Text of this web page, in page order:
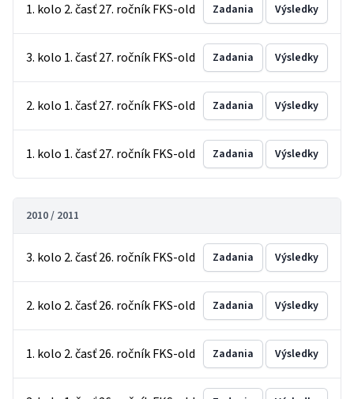
1. kolo 2. časť 27. ročník FKS-old Zadania Výsledky
3. kolo 1. časť 27. ročník FKS-old Zadania Výsledky
2. kolo 1. časť 27. ročník FKS-old Zadania Výsledky
1. kolo 1. časť 27. ročník FKS-old Zadania Výsledky
2010 / 2011
3. kolo 2. časť 26. ročník FKS-old Zadania Výsledky
2. kolo 2. časť 26. ročník FKS-old Zadania Výsledky
1. kolo 2. časť 26. ročník FKS-old Zadania Výsledky